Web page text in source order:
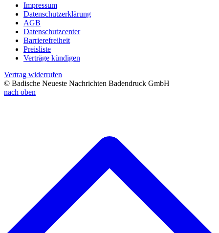
Impressum
Datenschutzerklärung
AGB
Datenschutzcenter
Barrierefreiheit
Preisliste
Verträge kündigen
Vertrag widerrufen
© Badische Neueste Nachrichten Badendruck GmbH
nach oben